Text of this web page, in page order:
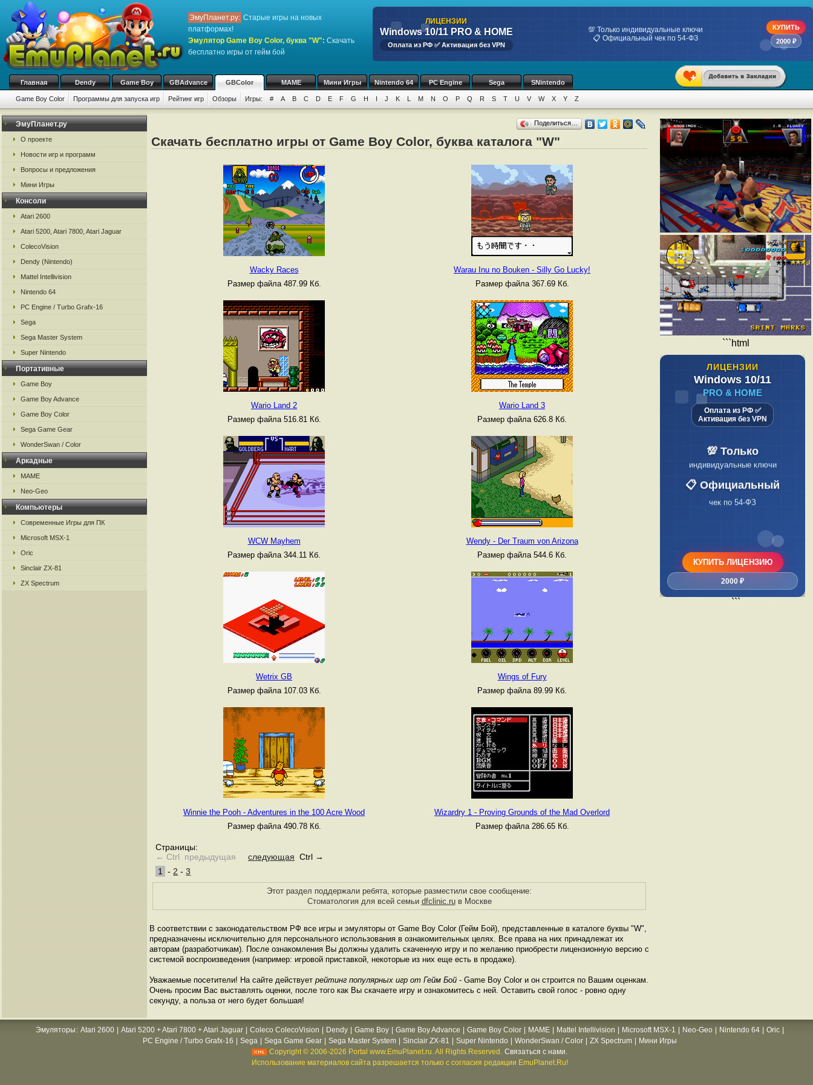
ЭмуПланет.ру: Старые игры на новых
платформах!
Эмулятор Game Boy Color, буква "W": Скачать
бесплатно игры от гейм бой
ЛИЦЕНЗИИ
Windows 10/11 PRO & HOME
Оплата из РФ ✅ Активация без VPN
💯 Только индивидуальные ключи
📋 Официальный чек по 54-ФЗ
КУПИТЬ
2000 ₽
Главная Dendy Game Boy GBAdvance GBColor MAME Мини Игры Nintendo 64 PC Engine Sega SNintendo
Game Boy Color Программы для запуска игр Рейтинг игр Обзоры Игры: # A B C D E F G H I J K L M N O P Q R S T U V W X Y Z
ЭмуПланет.ру
О проекте
Новости игр и программ
Вопросы и предложения
Мини Игры
Консоли
Atari 2600
Atari 5200, Atari 7800, Atari Jaguar
ColecoVision
Dendy (Nintendo)
Mattel Intellivision
Nintendo 64
PC Engine / Turbo Grafx-16
Sega
Sega Master System
Super Nintendo
Портативные
Game Boy
Game Boy Advance
Game Boy Color
Sega Game Gear
WonderSwan / Color
Аркадные
MAME
Neo-Geo
Компьютеры
Современные Игры для ПК
Microsoft MSX-1
Oric
Sinclair ZX-81
ZX Spectrum
Поделиться…
Скачать бесплатно игры от Game Boy Color, буква каталога "W"
Wacky Races
Размер файла 487.99 Кб.
Warau Inu no Bouken - Silly Go Lucky!
Размер файла 367.69 Кб.
Wario Land 2
Размер файла 516.81 Кб.
Wario Land 3
Размер файла 626.8 Кб.
WCW Mayhem
Размер файла 344.11 Кб.
Wendy - Der Traum von Arizona
Размер файла 544.6 Кб.
Wetrix GB
Размер файла 107.03 Кб.
Wings of Fury
Размер файла 89.99 Кб.
Winnie the Pooh - Adventures in the 100 Acre Wood
Размер файла 490.78 Кб.
Wizardry 1 - Proving Grounds of the Mad Overlord
Размер файла 286.65 Кб.
Страницы:
← Ctrl предыдущая
следующая Ctrl →
1
- 2 -3
Этот раздел поддержали ребята, которые разместили свое сообщение:
Стоматология для всей семьи dfclinic.ruв Москве
В соответствии с законодательством РФ все игры и эмуляторы от Game Boy Color (Гейм Бой), представленные в каталоге буквы "W",
предназначены исключительно для персонального использования в ознакомительных целях. Все права на них принадлежат их
авторам (разработчикам). После ознакомления Вы должны удалить скаченную игру и по желанию приобрести лицензионную версию с
системой воспроизведения (например: игровой приставкой, некоторые из них еще есть в продаже).
Уважаемые посетители! На сайте действует рейтинг популярных игр от Гейм Бой - Game Boy Color и он строится по Вашим оценкам.
Очень просим Вас выставлять оценки, после того как Вы скачаете игру и ознакомитесь с ней. Оставить свой голос - ровно одну
секунду, а польза от него будет большая!
```html
ЛИЦЕНЗИИ
Windows 10/11
PRO & HOME
Оплата из РФ ✅
Активация без VPN
💯 Только
индивидуальные ключи
📋 Официальный
чек по 54-ФЗ
КУПИТЬ ЛИЦЕНЗИЮ
2000 ₽
```
Эмуляторы : Atari 2600 Atari 5200 + Atari 7800 + Atari Jaguar Coleco ColecoVision Dendy Game Boy Game Boy Advance Game Boy Color MAME Mattel Intellivision Microsoft MSX-1 Neo-Geo Nintendo 64 Oric
PC Engine / Turbo Grafx-16
Sega Sega Game Gear Sega Master System Sinclair ZX-81 Super Nintendo WonderSwan / Color ZX Spectrum
Мини Игры
Copyright © 2006-2026 Portal www.EmuPlanet.ru. All Rights Reserved. Связаться с нами.
Использование материалов сайта разрешается только с согласия редакции EmuPlanet.Ru!